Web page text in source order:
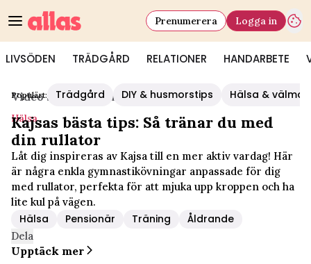
LIVSÖDEN TRÄDGÅRD RELATIONER HANDARBETE
Prenumerera Logga in
Populärt: Trädgård DIY & husmorstips Hälsa &
Video Start/Hälsa
Hälsa
Kajsas bästa tips: Så tränar du med
din rullator
Låt dig inspireras av Kajsa till en mer aktiv vardag! Här
är några enkla gymnastikövningar anpassade för dig
med rullator, perfekta för att mjuka upp kroppen och ha
lite kul på vägen.
Hälsa Pensionär Träning Åldrande
Dela
Upptäck mer